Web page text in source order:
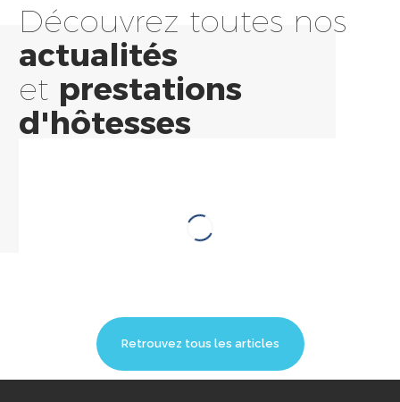
Découvrez toutes nos
actualités
et prestations
d'hôtesses
FOCUS SUR
récompensé par la
Retrouvez tous les articles